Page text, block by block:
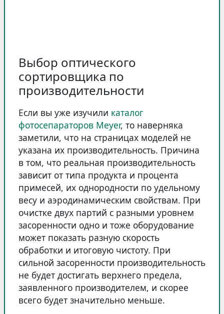
Выбор оптического
сортировщика по
производительности
Если вы уже изучили каталог
фотосепараторов Meyer, то наверняка
заметили, что на страницах моделей не
указана их производительность. Причина
в том, что реальная производительность
зависит от типа продукта и процента
примесей, их однородности по удельному
весу и аэродинамическим свойствам. При
очистке двух партий с разными уровнем
засоренности одно и тоже оборудование
может показать разную скорость
обработки и итоговую чистоту. При
сильной засоренности производительность
не будет достигать верхнего предела,
заявленного производителем, и скорее
всего будет значительно меньше.